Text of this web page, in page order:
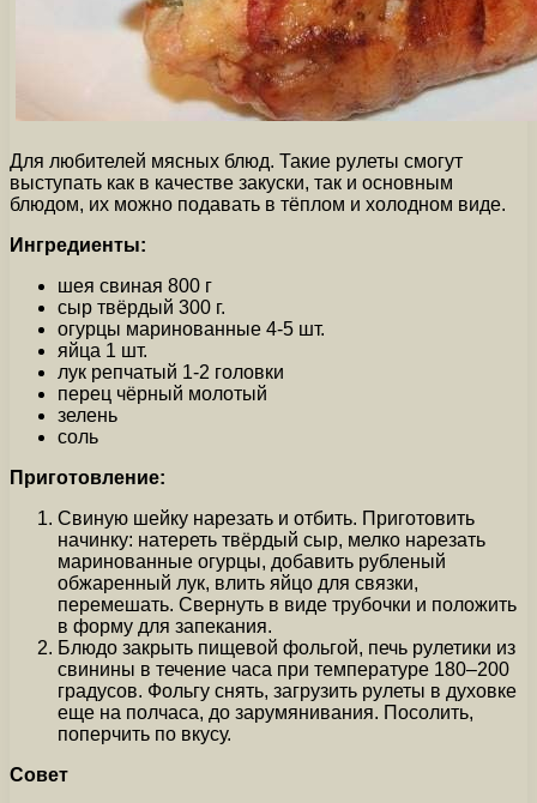
Для любителей мясных блюд. Такие рулеты смогут
выступать как в качестве закуски, так и основным
блюдом, их можно подавать в тёплом и холодном виде.
Ингредиенты:
шея свиная 800 г
сыр твёрдый 300 г.
огурцы маринованные 4-5 шт.
яйца 1 шт.
лук репчатый 1-2 головки
перец чёрный молотый
зелень
соль
Приготовление:
Свиную шейку нарезать и отбить. Приготовить
начинку: натереть твёрдый сыр, мелко нарезать
маринованные огурцы, добавить рубленый
обжаренный лук, влить яйцо для связки,
перемешать. Свернуть в виде трубочки и положить
в форму для запекания.
Блюдо закрыть пищевой фольгой, печь рулетики из
свинины в течение часа при температуре 180–200
градусов. Фольгу снять, загрузить рулеты в духовке
еще на полчаса, до зарумянивания. Посолить,
поперчить по вкусу.
Совет